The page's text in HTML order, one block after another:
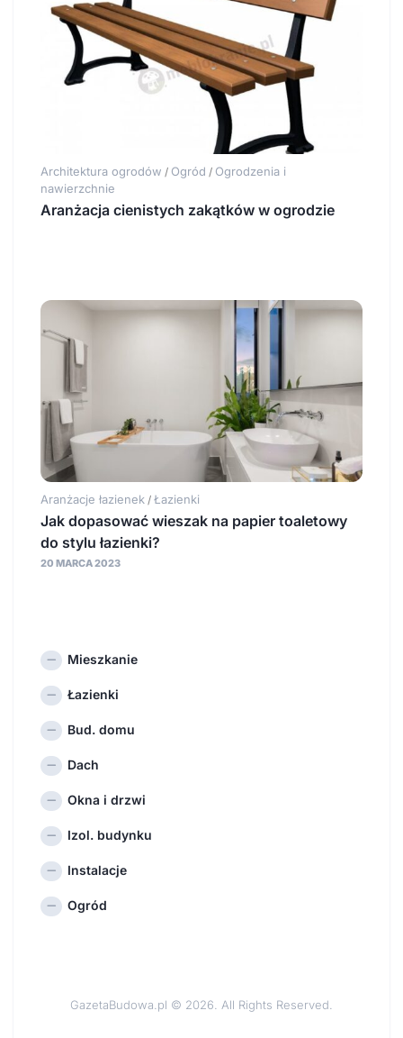
Architektura ogrodów / Ogród / Ogrodzenia i
nawierzchnie
Aranżacja cienistych zakątków w ogrodzie
Aranżacje łazienek / Łazienki
Jak dopasować wieszak na papier toaletowy
do stylu łazienki?
20 MARCA 2023
Mieszkanie
Łazienki
Bud. domu
Dach
Okna i drzwi
Izol. budynku
Instalacje
Ogród
GazetaBudowa.pl © 2026. All Rights Reserved.